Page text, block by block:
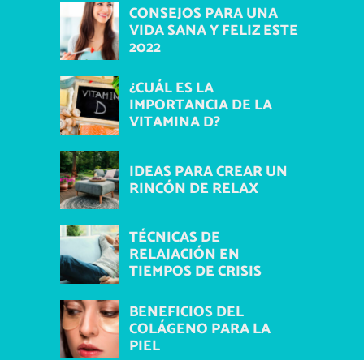
CONSEJOS PARA UNA
VIDA SANA Y FELIZ ESTE
2022
¿CUÁL ES LA
IMPORTANCIA DE LA
VITAMINA D?
IDEAS PARA CREAR UN
RINCÓN DE RELAX
TÉCNICAS DE
RELAJACIÓN EN
TIEMPOS DE CRISIS
BENEFICIOS DEL
COLÁGENO PARA LA
PIEL